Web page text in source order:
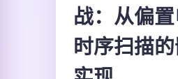
战：从偏
时序扫描